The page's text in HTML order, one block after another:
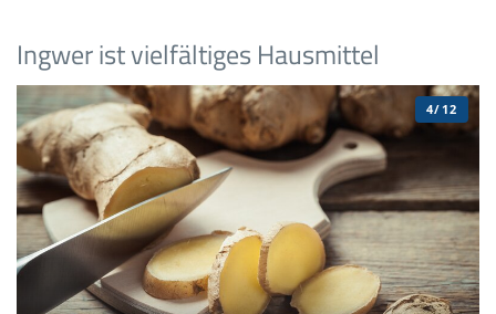
Ingwer ist vielfältiges Hausmittel
4/12